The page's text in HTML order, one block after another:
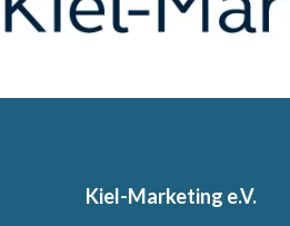
Kiel-Marketing e.V.